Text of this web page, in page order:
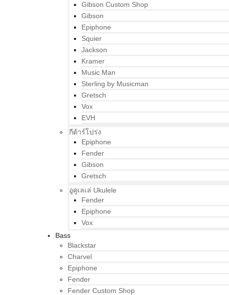
Gibson Custom Shop
Gibson
Epiphone
Squier
Jackson
Kramer
Music Man
Sterling by Musicman
Gretsch
Vox
EVH
กีต้าร์โปร่ง
Epiphone
Fender
Gibson
Gretsch
อูคูเลเล่ Ukulele
Fender
Epiphone
Vox
Bass
Blackstar
Charvel
Epiphone
Fender
Fender Custom Shop